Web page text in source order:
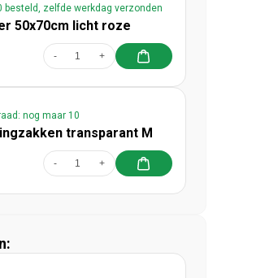
besteld, zelfde werkdag verzonden
50x70cm licht roze
- +
nog maar 10
transparant M
- +